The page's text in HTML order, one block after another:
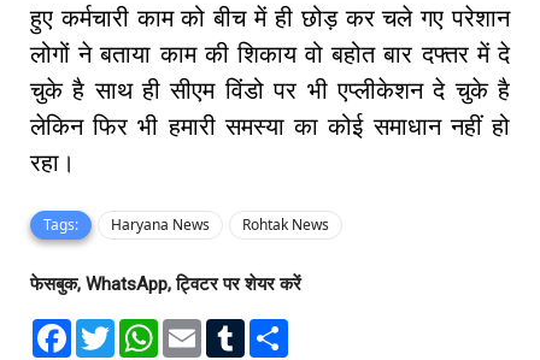
हुए कर्मचारी काम को बीच में ही छोड़ कर चले गए परेशान
लोगों ने बताया काम की शिकाय वो बहोत बार दफ्तर में दे
चुके है साथ ही सीएम विंडो पर भी एप्लीकेशन दे चुके है
लेकिन फिर भी हमारी समस्या का कोई समाधान नहीं हो
रहा।
Tags: Haryana News Rohtak News
फेसबुक, WhatsApp, ट्विटर पर शेयर करें
F
T
w
W
E
T